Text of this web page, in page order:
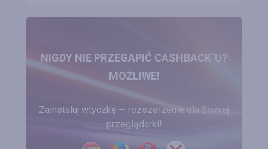
NIGDY NIE PRZEGAPIĆ CASHBACK`U?
MOŻLIWE!
Zainstaluj wtyczkę — rozszerzenie dla Swojej
przeglądarki!